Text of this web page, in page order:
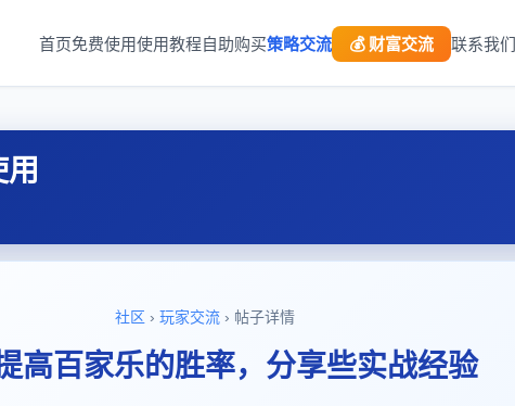
首页免费使用使用教程自助购买策略交流 💰 财富交流 联系我们
社区 › 玩家交流 › 帖子详情
高百家乐的胜率，分享些实战经验